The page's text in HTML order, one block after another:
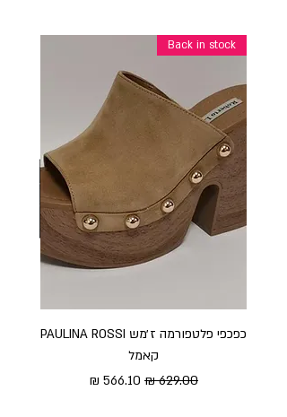
Back in stock
כפכפי פלטפורמה ז׳מש PAULINA ROSSI
קאמל
מחיר רגיל מחיר מבצע